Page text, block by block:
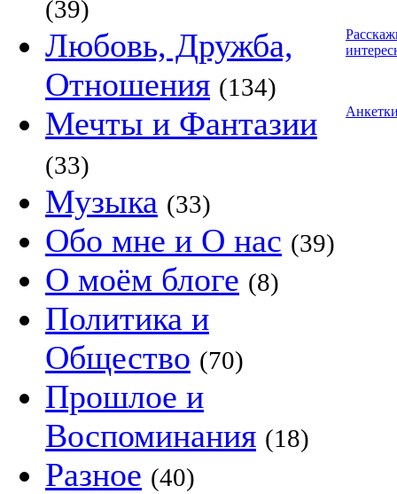
(39)
Любовь, Дружба,
Отношения (134)
Мечты и Фантазии
(33)
Музыка (33)
Обо мне и О нас (39)
О моём блоге (8)
Политика и
Общество (70)
Прошлое и
Воспоминания (18)
Разное (40)